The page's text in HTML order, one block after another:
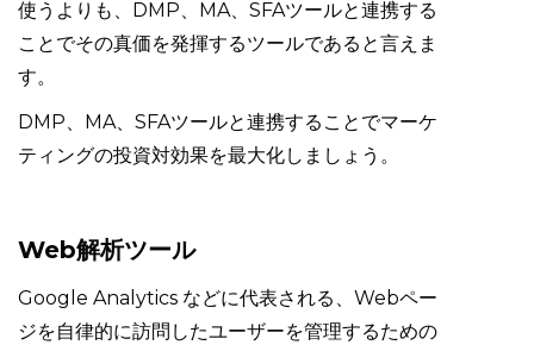
使うよりも、DMP、MA、SFAツールと連携する
ことでその真価を発揮するツールであると言えま
す。
DMP、MA、SFAツールと連携することでマーケ
ティングの投資対効果を最大化しましょう。
Web解析ツール
Google Analytics などに代表される、Webペー
ジを自律的に訪問したユーザーを管理するための